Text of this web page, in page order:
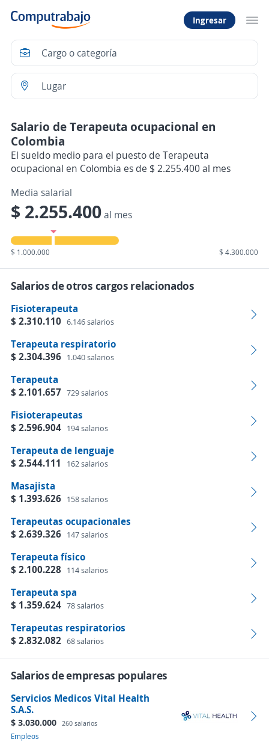
Ingresar
Salario de Terapeuta ocupacional en
Colombia
El sueldo medio para el puesto de Terapeuta
ocupacional en Colombia es de $ 2.255.400 al mes
Media salarial
$ 2.255.400al mes
$ 1.000.000 $ 4.300.000
Salarios de otros cargos relacionados
Fisioterapeuta
$ 2.310.110 6.146 salarios
Terapeuta respiratorio
$ 2.304.396 1.040 salarios
Terapeuta
$ 2.101.657 729 salarios
Fisioterapeutas
$ 2.596.904 194 salarios
Terapeuta de lenguaje
$ 2.544.111
162 salarios
Masajista
$ 1.393.626 158 salarios
Terapeutas ocupacionales
$ 2.639.326 147 salarios
Terapeuta físico
$ 2.100.228
114 salarios
Terapeuta spa
$ 1.359.624 78 salarios
Terapeutas respiratorios
$ 2.832.082 68 salarios
Salarios de empresas populares
Servicios Medicos Vital Health
S.A.S.
$ 3.030.000 260 salarios
Empleos